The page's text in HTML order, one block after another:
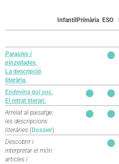
Infantil Primària ESO
Paraules i
pinzellades.
La descripció
literària.
Endevina qui soc.
El retrat literari.
Arrelat al paisatge:
les descripcions
literàries ( Dossier)
Descobrir i
interpretar el món:
articles i